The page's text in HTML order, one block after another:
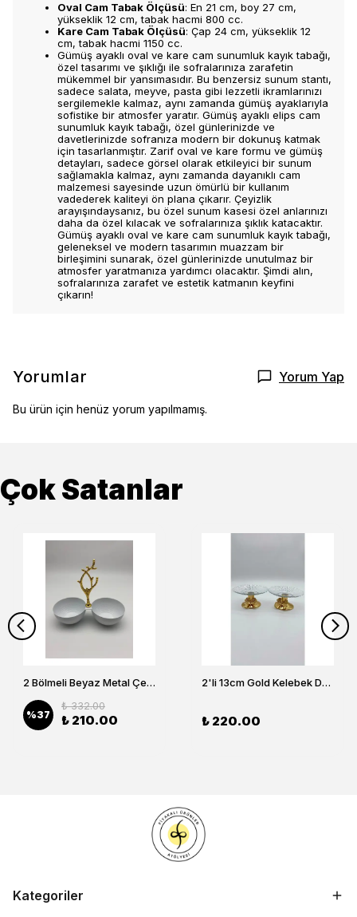
Oval Cam Tabak Ölçüsü: En 21 cm, boy 27 cm,
yükseklik 12 cm, tabak hacmi 800 cc.
Kare Cam Tabak Ölçüsü: Çap 24 cm, yükseklik 12
cm, tabak hacmi 1150 cc.
Gümüş ayaklı oval ve kare cam sunumluk kayık tabağı,
özel tasarımı ve şıklığı ile sofralarınıza zarafetin
mükemmel bir yansımasıdır. Bu benzersiz sunum stantı,
sadece salata, meyve, pasta gibi lezzetli ikramlarınızı
sergilemekle kalmaz, aynı zamanda gümüş ayaklarıyla
sofistike bir atmosfer yaratır. Gümüş ayaklı elips cam
sunumluk kayık tabağı, özel günlerinizde ve
davetlerinizde sofranıza modern bir dokunuş katmak
için tasarlanmıştır. Zarif oval ve kare formu ve gümüş
detayları, sadece görsel olarak etkileyici bir sunum
sağlamakla kalmaz, aynı zamanda dayanıklı cam
malzemesi sayesinde uzun ömürlü bir kullanım
vadederek kaliteyi ön plana çıkarır. Çeyizlik
arayışındaysanız, bu özel sunum kasesi özel anlarınızı
daha da özel kılacak ve sofralarınıza şıklık katacaktır.
Gümüş ayaklı oval ve kare cam sunumluk kayık tabağı,
geleneksel ve modern tasarımın muazzam bir
birleşimini sunarak, özel günlerinizde unutulmaz bir
atmosfer yaratmanıza yardımcı olacaktır. Şimdi alın,
sofralarınıza zarafet ve estetik katmanın keyfini
çıkarın!
Yorumlar Yorum Yap
Bu ürün için henüz yorum yapılmamış.
Çok Satanlar
2 Bölmeli Beyaz Metal Çerezlik, Altın Dallı Çerez Tabağı
%37
₺ 332.00
₺ 210.00
2'li 13cm Gold Kelebek Detaylı Metal Ayaklı Cam Lokumluk , Sunumluk , Şekerlik, Çerezlik
₺ 220.00
Kategoriler